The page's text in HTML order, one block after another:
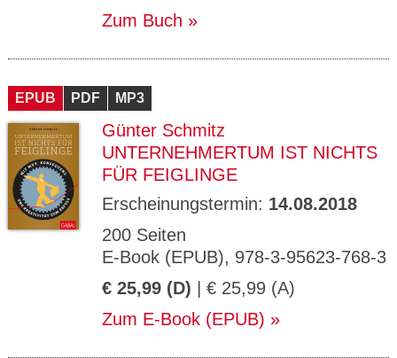
Zum Buch
EPUB PDF MP3
Günter Schmitz
UNTERNEHMERTUM IST NICHTS
FÜR FEIGLINGE
Erscheinungstermin: 14.08.2018
200 Seiten
E-Book (EPUB), 978-3-95623-768-3
€ 25,99 (D) | € 25,99 (A)
Zum E-Book (EPUB)